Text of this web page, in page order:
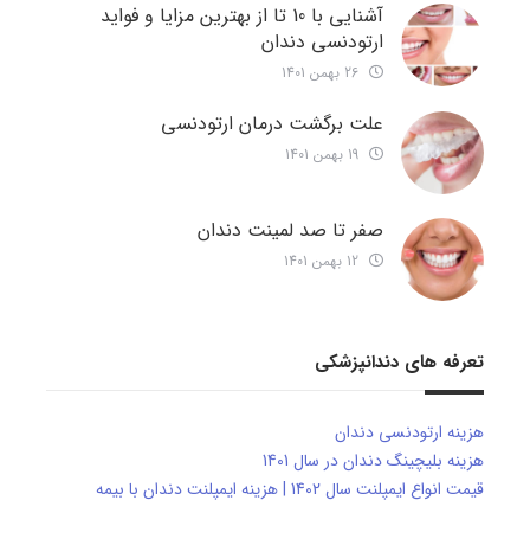
آشنایی با 10 تا از بهترین مزایا و فواید
ارتودنسی دندان
علت برگشت درمان ارتودنسی
صفر تا صد لمینت دندان
تعرفه های دندانپزشکی
هزینه ارتودنسی دندان
هزینه بلیچینگ دندان در سال 1401
قیمت انواع ایمپلنت سال 1402 | هزینه ایمپلنت دندان با بیمه